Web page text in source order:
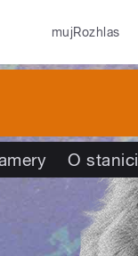
mujRozhlas
O stanici